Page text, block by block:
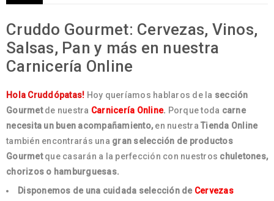
Cruddo Gourmet: Cervezas, Vinos,
Salsas, Pan y más en nuestra
Carnicería Online
Hola Cruddópatas! Hoy queríamos hablaros de la sección
Gourmetde nuestra Carnicería Online. Porque toda carne
necesita un buen acompañamiento,en nuestra Tienda Online
también encontrarás una gran selección de productos
Gourmetque casarán a la perfección con nuestros chuletones,
chorizos o hamburguesas.
Disponemos de una cuidada selección de Cervezas